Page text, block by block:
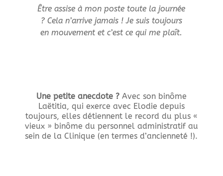
Être assise à mon poste toute la journée
? Cela n’arrive jamais ! Je suis toujours
en mouvement et c’est ce qui me plaît.
Une petite anecdote ?Avec son binôme
Laëtitia, qui exerce avec Elodie depuis
toujours, elles détiennent le record du plus «
vieux » binôme du personnel administratif au
sein de la Clinique (en termes d’ancienneté !).